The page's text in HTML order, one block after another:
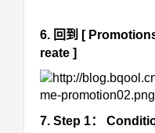
6. 回到 [
reate ]
7. Step 1：